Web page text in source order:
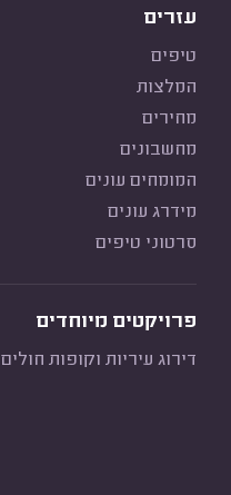
עזרים
טיפים
המלצות
מחירים
מחשבונים
המומחים עונים
מידרג עונים
סרטוני טיפים
פרויקטים מיוחדים
דירוג עיריות וקופות חולים